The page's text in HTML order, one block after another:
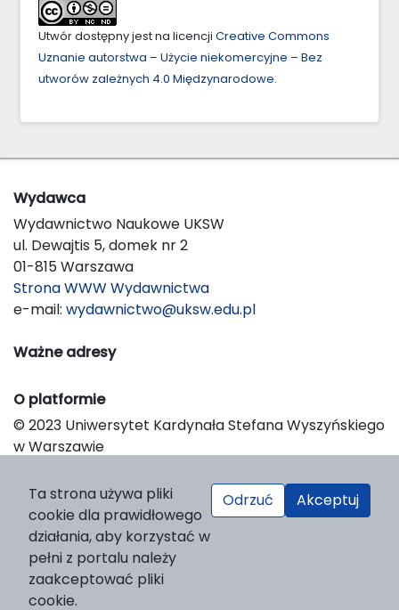
Utwór dostępny jest na licencji Creative Commons
Uznanie autorstwa – Użycie niekomercyjne – Bez
utworów zależnych 4.0 Międzynarodowe.
Wydawca
Wydawnictwo Naukowe UKSW
ul. Dewajtis 5, domek nr 2
01-815 Warszawa
Strona WWW Wydawnictwa
e-mail: wydawnictwo@uksw.edu.pl
Ważne adresy
O platformie
© 2023 Uniwersytet Kardynała Stefana Wyszyńskiego
w Warszawie
Platform & Workflow by OJS/PKP
Ta strona używa pliki
cookie dla prawidłowego
działania, aby korzystać w
pełni z portalu należy
zaakceptować pliki
cookie.
Odrzuć Akceptuj